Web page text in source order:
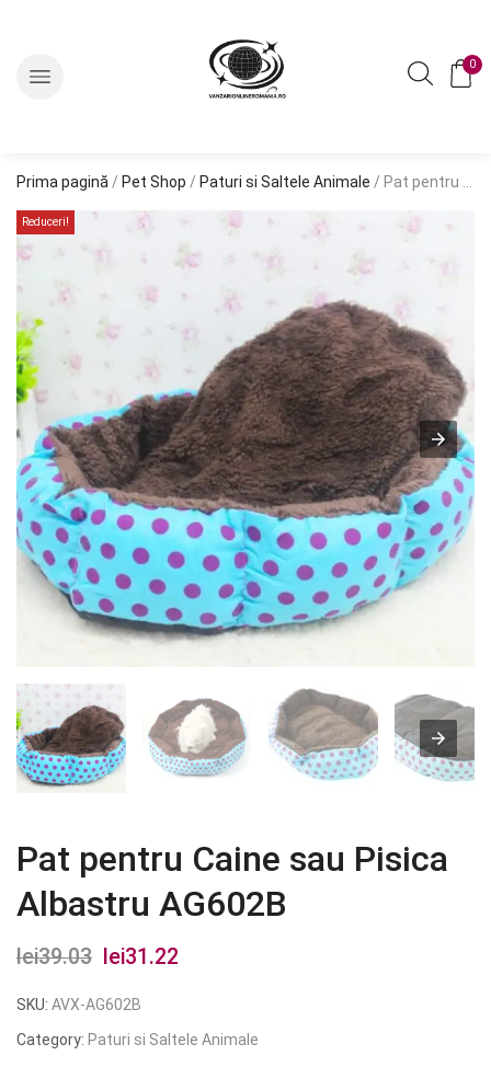
0
Prima pagină / Pet Shop / Paturi si Saltele Animale / Pat pentru Caine sau Pisica Albastru AG602B
Reduceri!
Pat pentru Caine sau Pisica
Albastru AG602B
lei39.03
Prețul
inițial
a
lei31.22
este:
SKU: AVX-AG602B
Category: Paturi si Saltele Animale